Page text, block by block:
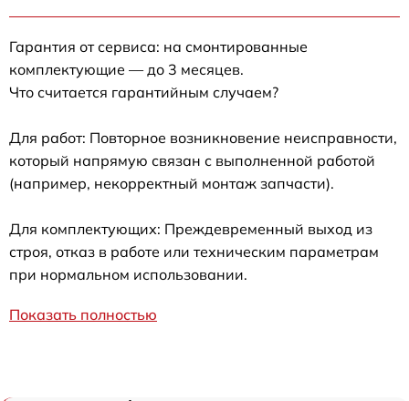
Гарантия от сервиса: на смонтированные
комплектующие — до 3 месяцев.
Что считается гарантийным случаем?
Для работ: Повторное возникновение неисправности,
который напрямую связан с выполненной работой
(например, некорректный монтаж запчасти).
Для комплектующих: Преждевременный выход из
строя, отказ в работе или техническим параметрам
при нормальном использовании.
Показать полностью